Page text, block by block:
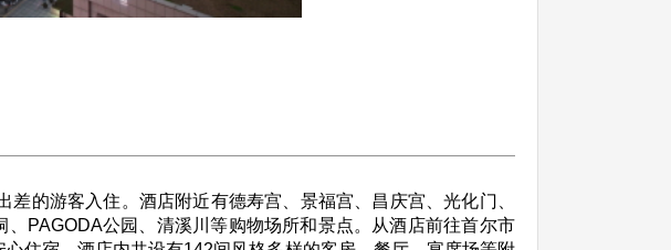
的游客入住。酒店附近有德寿宫、景福宫、昌庆宫、光化门、
PAGODA公园、清溪川等购物场所和景点。从酒店前往首尔市